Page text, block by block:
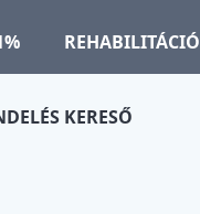
REHABILITÁCIÓ
KERESŐ